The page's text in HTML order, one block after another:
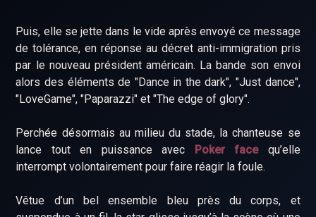
Puis, elle se jette dans le vide après envoyé ce message
de tolérance, en réponse au décret anti-immigration pris
par le nouveau président américain. La bande son envoi
alors des éléments de "Dance in the dark", "Just dance",
"LoveGame", "Paparazzi" et "The edge of glory".
Perchée désormais au milieu du stade, la chanteuse se
lance tout en puissance avec
Poker facequ’elle
interrompt volontairement pour faire réagir la foule.
Vêtue d’un bel ensemble bleu près du corps, et